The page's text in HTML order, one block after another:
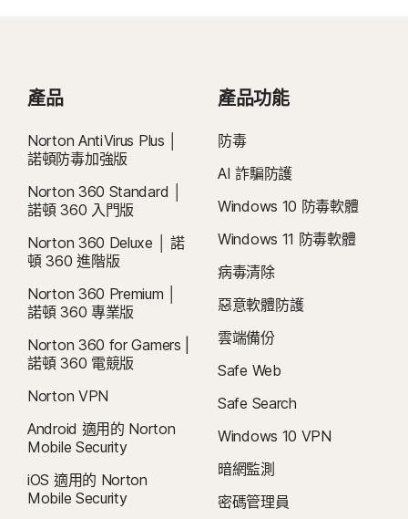
產品
Norton AntiVirus Plus │
諾頓防毒加強版
Norton 360 Standard │
諾頓 360 入門版
Norton 360 Deluxe │ 諾
頓 360 進階版
Norton 360 Premium │
諾頓 360 專業版
Norton 360 for Gamers |
諾頓 360 電競版
Norton VPN
Android 適用的 Norton
Mobile Security
iOS 適用的 Norton
Mobile Security
產品功能
防毒
AI 詐騙防護
Windows 10 防毒軟體
Windows 11 防毒軟體
病毒清除
惡意軟體防護
雲端備份
Safe Web
Safe Search
Windows 10 VPN
暗網監測
密碼管理員